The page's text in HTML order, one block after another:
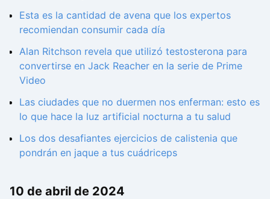
Esta es la cantidad de avena que los expertos
recomiendan consumir cada día
Alan Ritchson revela que utilizó testosterona para
convertirse en Jack Reacher en la serie de Prime
Video
Las ciudades que no duermen nos enferman: esto es
lo que hace la luz artificial nocturna a tu salud
Los dos desafiantes ejercicios de calistenia que
pondrán en jaque a tus cuádriceps
10 de abril de 2024